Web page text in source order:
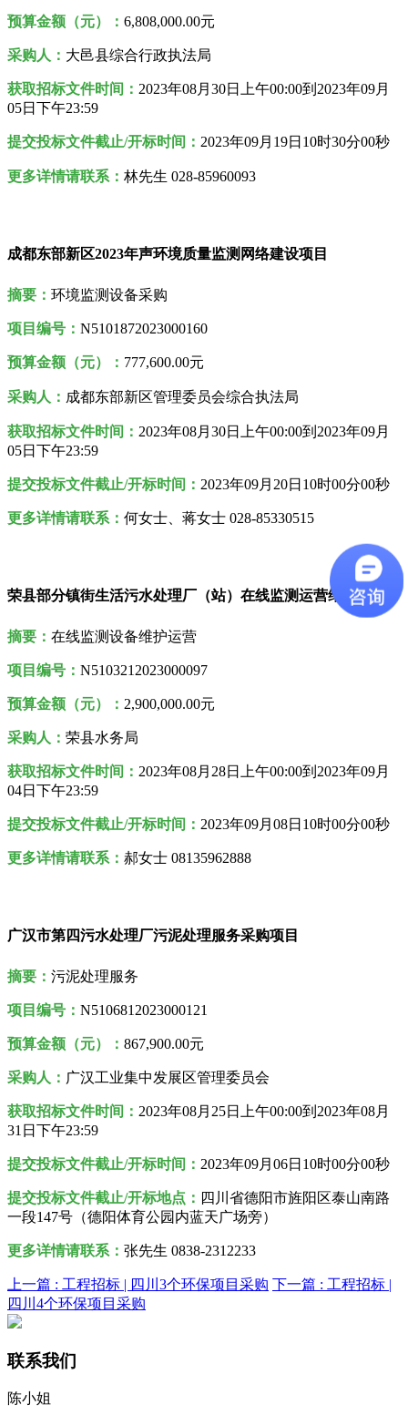
预算金额（元）： 6,808,000.00元
采购人 ： 大邑县综合行政执法局
获取招标文件时间： 2023年08月30日 上午00:00到 2023年09月
05日 下午23:59
提交投标文件截止/开标时间： 2023年09月19日10时30分00秒
更多详情请联系： 林先生 028-85960093
成都东部新区2023年声环境质量监测网络建设项目
摘要： 环境监测设备采购
项目编号： N5101872023000160
预算金额（元）： 777,600.00元
采购人 ： 成都东部新区管理委员会综合执法局
获取招标文件时间： 2023年08月30日 上午00:00到 2023年09月
05日 下午23:59
提交投标文件截止/开标时间： 2023年09月20日10时00分00秒
更多详情请联系： 何女士、蒋女士 028-85330515
荣县部分镇街生活污水处理厂（站）在线监测运营维护服务
摘要： 在线监测设备维护运营
项目编号： N5103212023000097
预算金额（元）： 2,900,000.00元
采购人 ： 荣县水务局
获取招标文件时间： 2023年08月28日 上午00:00到 2023年09月
04日 下午23:59
提交投标文件截止/开标时间： 2023年09月08日10时00分00秒
更多详情请联系： 郝女士 08135962888
广汉市第四污水处理厂污泥处理服务采购项目
摘要： 污泥处理服务
项目编号： N5106812023000121
预算金额（元）： 867,900.00元
采购人 ： 广汉工业集中发展区管理委员会
获取招标文件时间： 2023年08月25日 上午00:00到 2023年08月
31日 下午23:59
提交投标文件截止/开标时间： 2023年09月06日10时00分00秒
提交投标文件截止/开标地点： 四川省德阳市旌阳区泰山南路
一段147号（德阳体育公园内蓝天广场旁）
更多详情请联系： 张先生 0838-2312233
上一篇 : 工程招标 | 四川3个环保项目采购 下一篇 : 工程招标 |
四川4个环保项目采购
联系我们
陈小姐